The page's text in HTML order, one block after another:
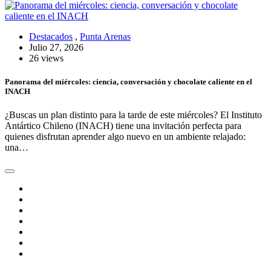
Destacados , Punta Arenas
Julio 27, 2026
26 views
Panorama del miércoles: ciencia, conversación y chocolate caliente en el
INACH
¿Buscas un plan distinto para la tarde de este miércoles? El Instituto
Antártico Chileno (INACH) tiene una invitación perfecta para
quienes disfrutan aprender algo nuevo en un ambiente relajado:
una…